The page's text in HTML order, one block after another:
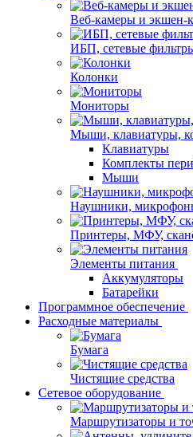
Веб-камеры и экшен-
ИБП, сетевые
Колонки
Мониторы
Мыши, клавиатуры,
Клавиатуры
Комплекты
Мыши
Наушники,
Принтеры, МФУ,
Элементы питания
Аккумуляторы
Батарейки
Программное обеспечение
Расходные материалы
Бумага
Чистящие средства
Сетевое оборудование
Маршрутизаторы и